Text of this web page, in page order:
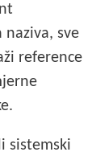
sve
reference
sistemski